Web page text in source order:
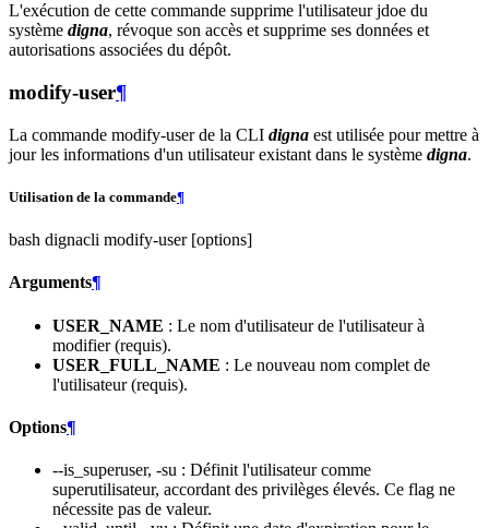
L'exécution de cette commande supprime l'utilisateur jdoe du
système digna, révoque son accès et supprime ses données et
autorisations associées du dépôt.
modify-user¶
La commande modify-user de la CLI digna est utilisée pour mettre à
jour les informations d'un utilisateur existant dans le système digna.
Utilisation de la commande¶
bash dignacli modify-user [options]
Arguments¶
USER_NAME : Le nom d'utilisateur de l'utilisateur à
modifier (requis).
USER_FULL_NAME : Le nouveau nom complet de
l'utilisateur (requis).
Options¶
--is_superuser, -su : Définit l'utilisateur comme
superutilisateur, accordant des privilèges élevés. Ce flag ne
nécessite pas de valeur.